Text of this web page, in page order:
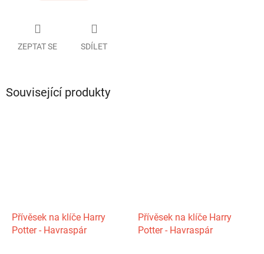
ZEPTAT SE SDÍLET
Související produkty
Přívěsek na klíče Harry
Potter - Havraspár
Přívěsek na klíče Harry
Potter - Havraspár